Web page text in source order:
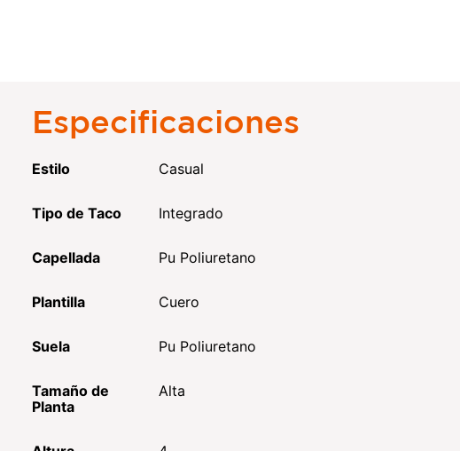
Especificaciones
Estilo Casual
Tipo de Taco Integrado
Capellada Pu Poliuretano
Plantilla Cuero
Suela Pu Poliuretano
Tamaño de
Planta
Alta